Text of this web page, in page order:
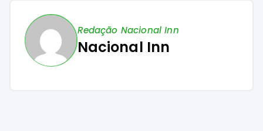
Redação Nacional Inn
Nacional Inn